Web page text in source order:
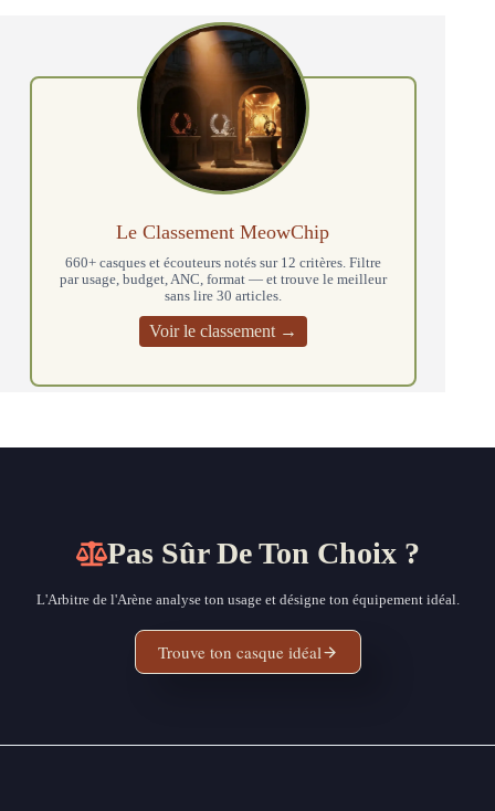
Le Classement MeowChip
660+ casques et écouteurs notés sur 12 critères. Filtre
par usage, budget, ANC, format — et trouve le meilleur
sans lire 30 articles.
Voir le classement →
Pas Sûr De Ton Choix ?
L'Arbitre de l'Arène analyse ton usage et désigne ton équipement idéal.
Trouve ton casque idéal